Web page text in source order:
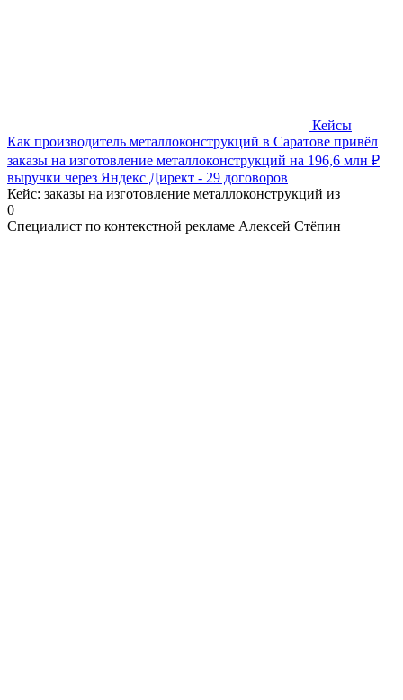
Кейсы
Как производитель металлоконструкций в Саратове привёл
заказы на изготовление металлоконструкций на 196,6 млн ₽
выручки через Яндекс Директ ‑ 29 договоров
Кейс: заказы на изготовление металлоконструкций из
0
Специалист по контекстной рекламе Алексей Стёпин